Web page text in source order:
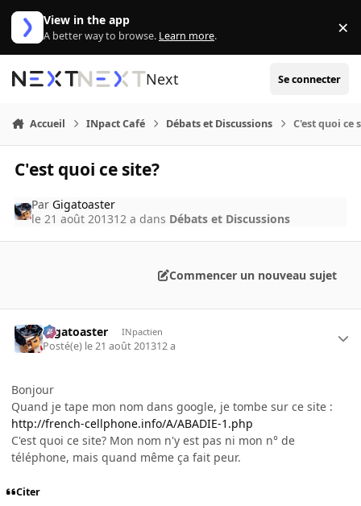
Aller au contenu
View in the app
A better way to browse. Learn more. ×
Next Se connecter
Accueil INpact Café Débats et Discussions C'est quoi ce
C'est quoi ce site?
Par Gigatoaster
le 21 août 201312 a dans Débats et Discussions
Commencer un nouveau sujet
Gigatoaster INpactien
Posté(e) le 21 août 201312 a
Bonjour
Quand je tape mon nom dans google, je tombe sur ce site :
http://french-cellphone.info/A/ABADIE-1.php
C'est quoi ce site? Mon nom n'y est pas ni mon n° de
téléphone, mais quand même ça fait peur.
Citer